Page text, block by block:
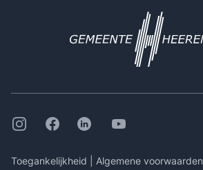
InstagramFacebookLinkedinYoutube
Toegankelijkheid Algemene voorwaarden